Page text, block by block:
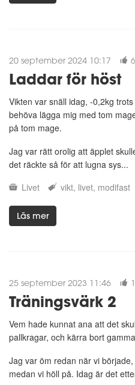
20 september 2024 10:17 6
Laddar för höst
Vikten var snäll idag, -0,2kg
behöva lägga mig med tom
på tom mage.
Jag var rätt orolig att äpplet
det räckte så för att lugna sys...
Livet
vikt livet modifast
Läs mer
25 september 2023 11:46 1
Träningsvärk 2
Vem hade kunnat ana att det
pallkragar, och kärra bort
Jag var öm redan när vi
medan vi höll på. Idag är det